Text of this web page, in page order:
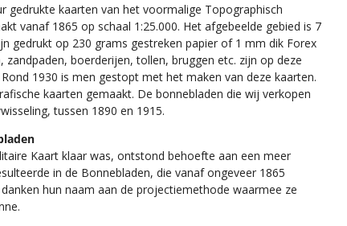
gedrukte kaarten van het voormalige Topographisch
vanaf 1865 op schaal 1:25.000. Het afgebeelde gebied is 7
gedrukt op 230 grams gestreken papier of 1 mm dik Forex
zandpaden, boerderijen, tollen, bruggen etc. zijn op deze
1930 is men gestopt met het maken van deze kaarten.
kaarten gemaakt. De bonnebladen die wij verkopen
tussen 1890 en 1915.
Kaart klaar was, ontstond behoefte aan een meer
in de Bonnebladen, die vanaf ongeveer 1865
hun naam aan de projectiemethode waarmee ze